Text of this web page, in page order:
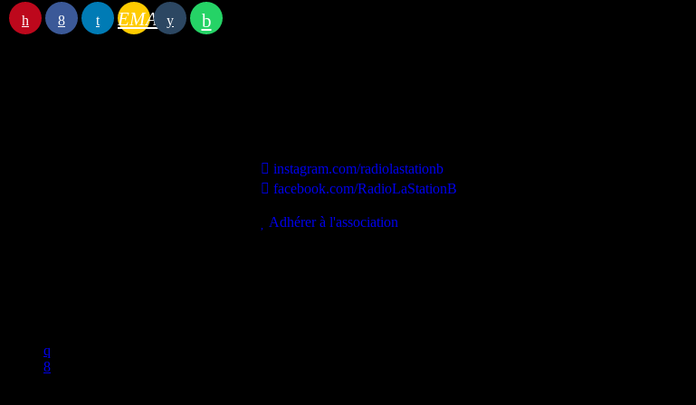
EMAIL
instagram.com/radiolastationb
facebook.com/RadioLaStationB
Adhérer à l'association